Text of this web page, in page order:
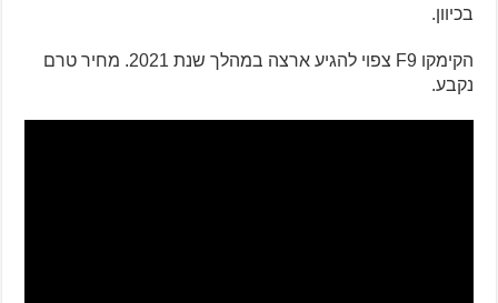
בכיוון.
הקימקו F9 צפוי להגיע ארצה במהלך שנת 2021. מחיר טרם
נקבע.